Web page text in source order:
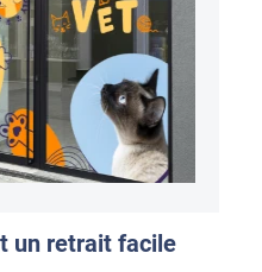
un retrait facile